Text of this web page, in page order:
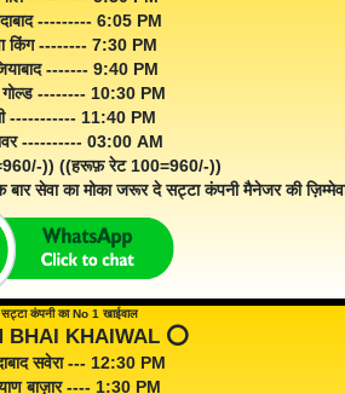
--------- 6:05 PM
किंग -------- 7:30 PM
------- 9:40 PM
गोल्ड -------- 10:30 PM
----------- 11:40 PM
---------- 03:00 AM
)) ((हरूफ़ रेट 100=960/-))
सेवा का मोका जरूर दे सट्टा कंपनी मैनेजर की
कंपनी का No 1 खाईवाल
BHAI KHAIWAL ⭕️
सवेरा --- 12:30 PM
बाज़ार ---- 1:30 PM